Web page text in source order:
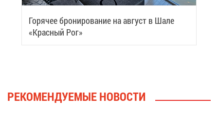
Го­ря­чее бро­ни­ро­ва­ние на ав­густ в Ша­ле
«Крас­ный Рог»
РЕ­КО­МЕН­ДУ­Е­МЫЕ НО­ВО­СТИ